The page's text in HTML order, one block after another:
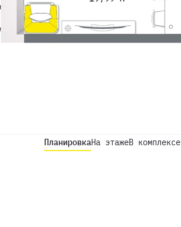
ПланировкаНа этажеВ комплексе